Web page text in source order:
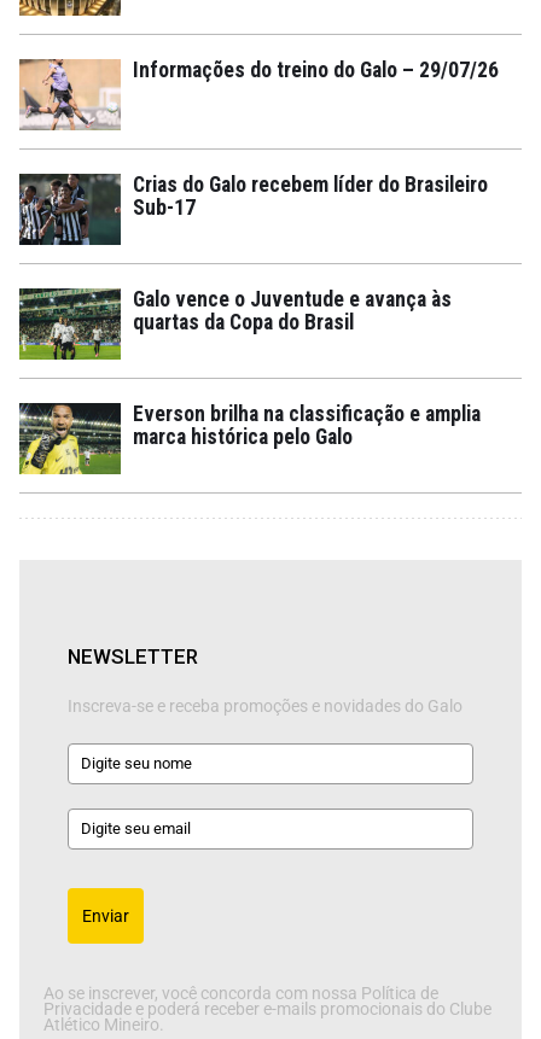
Informações do treino do Galo – 29/07/26
Crias do Galo recebem líder do Brasileiro
Sub-17
Galo vence o Juventude e avança às
quartas da Copa do Brasil
Everson brilha na classificação e amplia
marca histórica pelo Galo
NEWSLETTER
Inscreva-se e receba promoções e novidades do Galo
Enviar
Ao se inscrever, você concorda com nossa Política de
Privacidade e poderá receber e-mails promocionais do Clube
Atlético Mineiro.